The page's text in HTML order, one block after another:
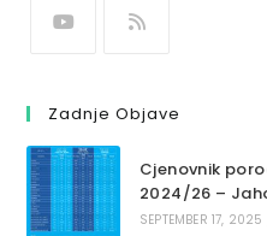
Zadnje Objave
Cjenovnik
2024/26 –
SEPTEMBER 17, 2025